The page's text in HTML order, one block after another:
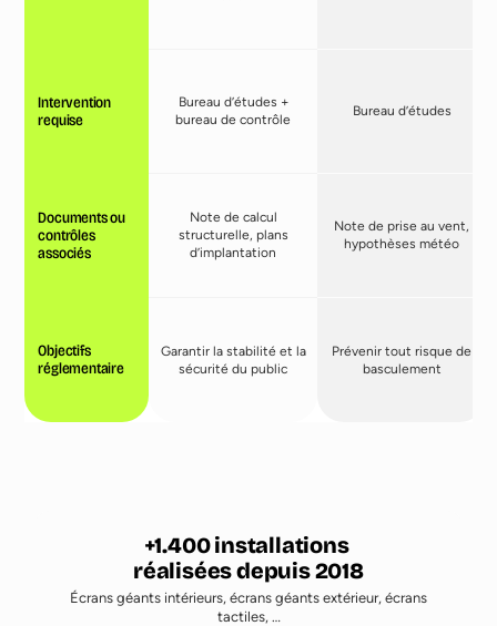
Intervention
requise
Documents ou
contrôles
associés
Objectifs
réglementaire
Bureau d’études +
bureau de contrôle
Note de calcul
structurelle, plans
d’implantation
Garantir la stabilité et la
sécurité du public
Bureau d’études
Note de prise au vent,
hypothèses météo
Prévenir tout risque de
basculement
1.400
Écrans géants intérieurs, écrans géants extérieur, écrans
tactiles, …